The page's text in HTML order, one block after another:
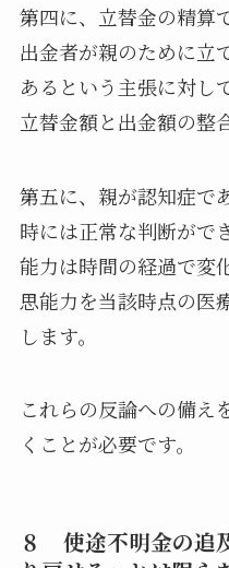
第四に、立替金の精算
出金者が親のために立
あるという主張に対し
立替金額と出金額の整
第五に、親が認知症で
時には正常な判断がで
能力は時間の経過で変
思能力を当該時点の医
します。
これらの反論への備え
くことが必要です。
８ 使途不明金の追